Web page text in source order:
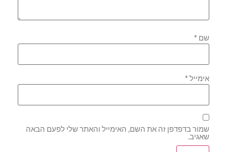
שם*
אימייל*
שמור בדפדפן זה את השם, האימייל והאתר שלי לפעם הבאה
שאגיב.